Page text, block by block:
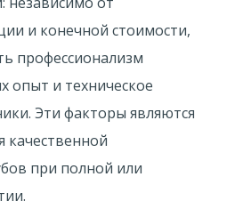
и конечной стоимости,
профессионализм
опыт и техническое
Эти факторы являются
при полной или